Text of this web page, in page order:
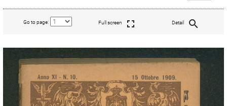
Go to page: Full screen Detail